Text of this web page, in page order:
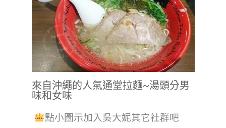
來自沖繩的人氣通堂拉麵~湯頭分男
味和女味
點小圖示加入吳大妮其它社群吧